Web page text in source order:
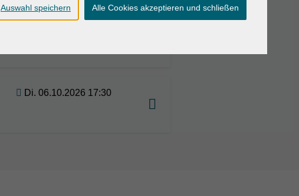
Di. 06.10.2026 17:30
Auswahl speichern Alle Cookies akzeptieren und schließen